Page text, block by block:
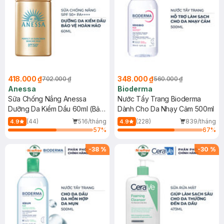
418.000 ₫702.000 ₫
Anessa
Sữa Chống Nắng Anessa
Dưỡng Da Kiềm Dầu 60ml (Bản
Mới)
4.9 (44)
516/tháng
57%
348.000 ₫560.000 ₫
Bioderma
Nước Tẩy Trang Bioderma
Dành Cho Da Nhạy Cảm 500ml
4.9 (228)
839/tháng
67%
-38 % -30 %